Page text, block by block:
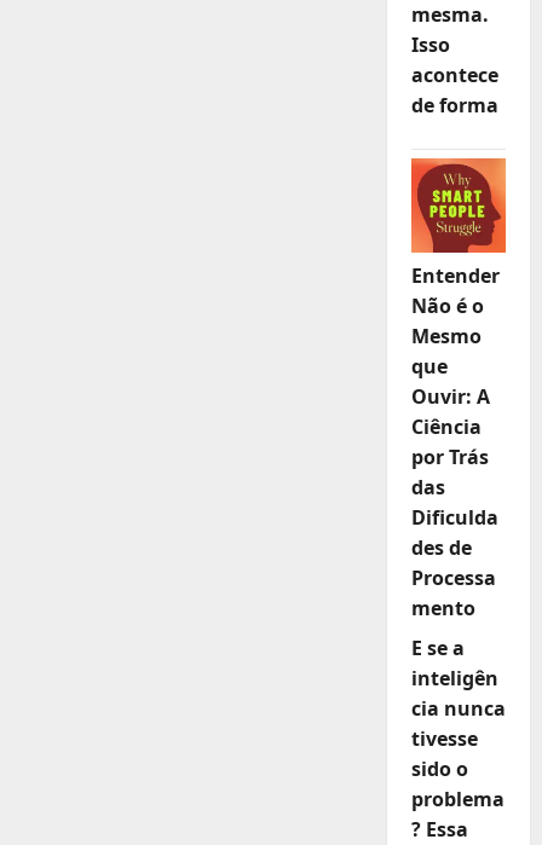
mesma.
Isso
acontece
de forma
Entender
Não é o
Mesmo
que
Ouvir: A
Ciência
por Trás
das
Dificulda
des de
Processa
mento
E se a
inteligên
cia nunca
tivesse
sido o
problema
? Essa